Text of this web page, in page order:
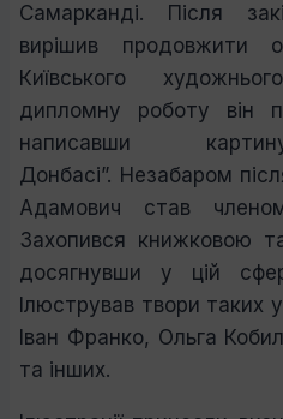
Самарканді.
Після
вирішив продовжити
Київського
дипломну роботу він
написавши
Донбасі”. Незабаром
Адамович став
Захопився книжковою
досягнувши у цій
Ілюстрував твори таких
Іван Франко, Ольга
та інших.